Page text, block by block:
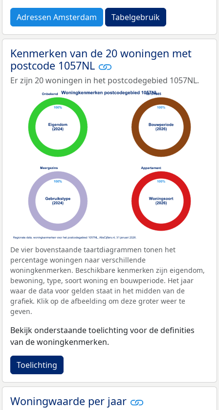
Adressen Amsterdam Tabelgebruik
Kenmerken van de 20 woningen met
postcode 1057NL
Er zijn 20 woningen in het postcodegebied 1057NL.
De vier bovenstaande taartdiagrammen tonen het
percentage woningen naar verschillende
woningkenmerken. Beschikbare kenmerken zijn eigendom,
bewoning, type, soort woning en bouwperiode. Het jaar
waar de data voor gelden staat in het midden van de
grafiek. Klik op de afbeelding om deze groter weer te
geven.
Bekijk onderstaande toelichting voor de definities
van de woningkenmerken.
Toelichting
Woningwaarde per jaar